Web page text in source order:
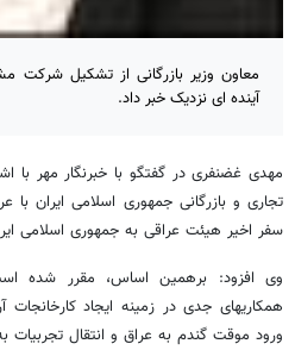
معاون وزیر بازرگانی از تشکیل شرکت
آینده ای نزدیک خبر داد.
مهدی غضنفری در گفتگو با خبرنگار مهر با
تجاری و بازرگانی جمهوری اسلامی ایران
سفر اخیر هیئت عراقی به جمهوری اسلامی
وی افزود: برهمین اساس، مقرر شده
همکاریهای جدی در زمینه ایجاد
ورود موقت گندم به عراق و انتقال